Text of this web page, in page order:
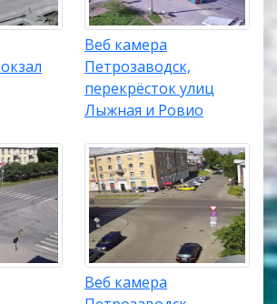
Веб камера
Петрозаводск,
перекрёсток улиц
Лыжная и Ровио
Веб камера